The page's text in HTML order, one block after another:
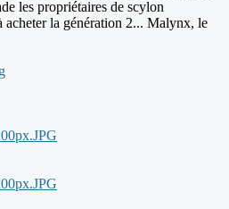
les propriétaires de scylon
acheter la génération 2... Malynx, le